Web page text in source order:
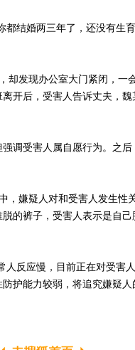
结婚两三年了，还没有生
发现办公室大门紧闭，一
开后，受害人告诉丈夫，
受害人属自愿行为。之后
嫌疑人对和受害人发生性
的裤子，受害人表示是自
反应慢，目前正在对受害人
护能力较弱，将追究嫌疑人